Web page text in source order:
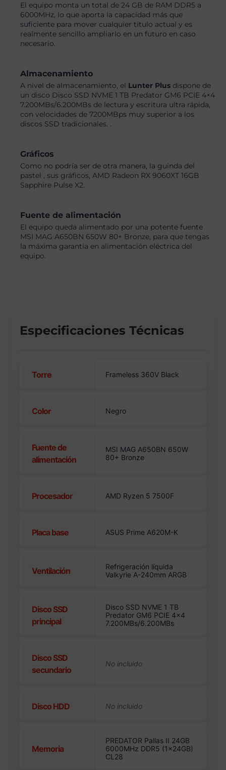
El equipo monta un total de 24 GB de RAM DDR5 a
6000MHz, lo que aporta la capacidad más que
suficiente para mover cualquier título actual y es
realmente sencillo ampliarlo en un futuro en caso
necesario.
Almacenamiento
A nivel de almacenamiento, el Lunter Plus dispone de
un disco Disco SSD NVME 1 TB Predator GM6 PCIE 4×4
7.200MBs/6.200MBs de lectura y escritura ultra rápida,
con velocidades de 7200MBps muy superior a los
discos SSD tradicionales. .
Gráficos
Como no podría ser de otra manera, la guinda del
pastel , sus gráficos, AMD Radeon RX 9060XT 16GB
Sapphire Pulse X2.
Fuente de alimentación
El equipo queda alimentado por una potente fuente
MSI MAG A650BN 650W 80+ Bronze, para que tengas
la máxima garantía en alimentación eléctrica del
equipo.
Especificaciones Técnicas
Torre Frameless 360V Black
Color Negro
Fuente de
alimentación
MSI MAG A650BN 650W
80+ Bronze
Procesador AMD Ryzen 5 7500F
Placa base ASUS Prime A620M-K
Ventilación
Refrigeración líquida
Valkyrie A-240mm ARGB
Disco SSD
principal
Disco SSD NVME 1 TB
Predator GM6 PCIE 4×4
7.200MBs/6.200MBs
Disco SSD
secundario
Disco HDD
Memoria
PREDATOR Pallas II 24GB
6000MHz DDR5 (1x24GB)
CL28